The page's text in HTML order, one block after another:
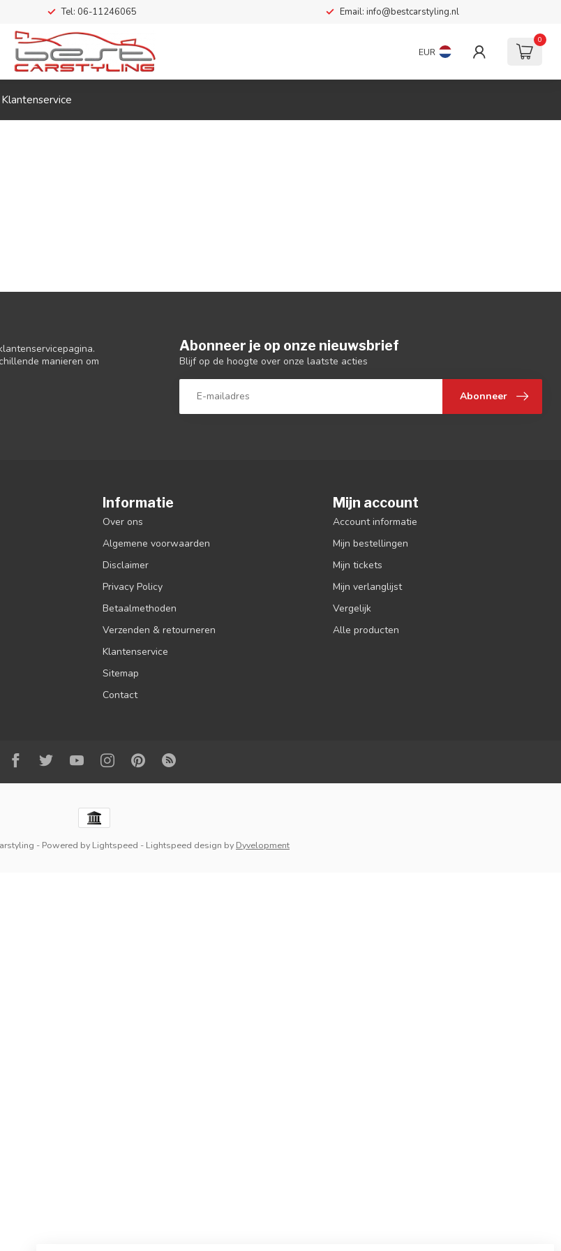
Tel: 06-11246065 Email: info@bestcarstyling.nl
EUR
0
Klantenservice
manieren om
Abonneer je op onze nieuwsbrief
Blijf op de hoogte over onze laatste acties
Abonneer
Informatie
Over ons
Algemene voorwaarden
Disclaimer
Privacy Policy
Betaalmethoden
Verzenden & retourneren
Klantenservice
Sitemap
Contact
Mijn account
Account informatie
Mijn bestellingen
Mijn tickets
Mijn verlanglijst
Vergelijk
Alle producten
- Powered by Lightspeed - Lightspeed design by Dyvelopment